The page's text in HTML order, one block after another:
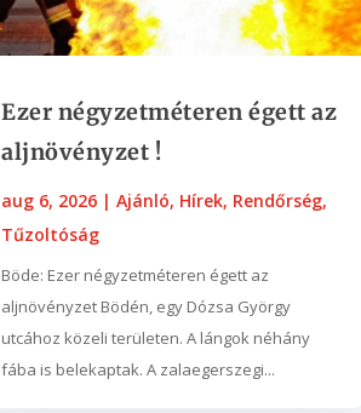
Ezer négyzetméteren égett az
aljnövényzet !
aug 6, 2026 | Ajánló, Hírek, Rendőrség,
Tűzoltóság
Böde: Ezer négyzetméteren égett az
aljnövényzet Bödén, egy Dózsa György
utcához közeli területen. A lángok néhány
fába is belekaptak. A zalaegerszegi...